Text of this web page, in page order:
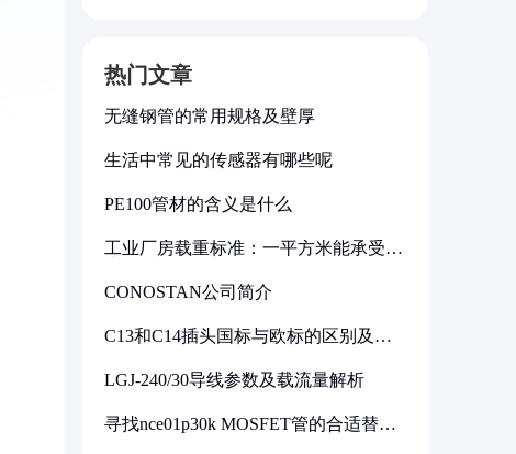
热门文章
无缝钢管的常用规格及壁厚
生活中常见的传感器有哪些呢
PE100管材的含义是什么
工业厂房载重标准：一平方米能承受多
CONOSTAN公司简介
C13和C14插头国标与欧标的区别及其
LGJ-240/30导线参数及载流量解析
寻找nce01p30k MOSFET管的合适替代